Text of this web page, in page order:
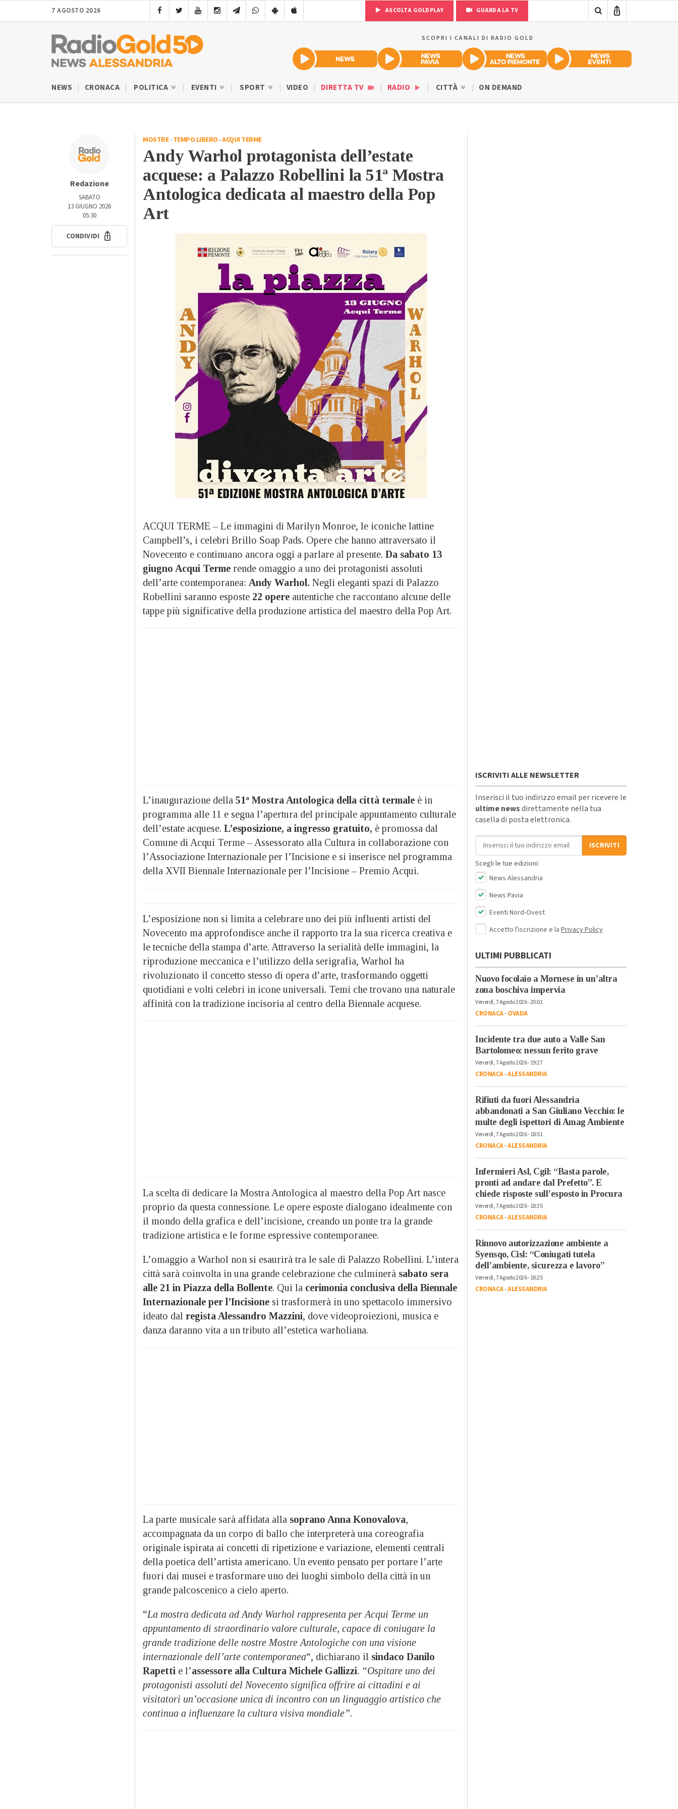
7 AGOSTO 2026 ASCOLTA GOLDPLAY GUARDA LA TV
SCOPRI I CANALI DI RADIO GOLD
NEWS CRONACA POLITICA EVENTI SPORT VIDEO DIRETTA TV RADIO CITTÀ ON DEMAND
Redazione
SABATO
13 GIUGNO 2026
05:30
CONDIVIDI
MOSTRE-TEMPO LIBERO-ACQUI TERME
Andy Warhol protagonista dell’estate
acquese: a Palazzo Robellini la 51ª Mostra
Antologica dedicata al maestro della Pop
Art
ACQUI TERME – Le immagini di Marilyn Monroe, le iconiche lattine
Campbell’s, i celebri Brillo Soap Pads. Opere che hanno attraversato il
Novecento e continuano ancora oggi a parlare al presente. Da sabato 13
giugno Acqui Terme rende omaggio a uno dei protagonisti assoluti
dell’arte contemporanea: Andy Warhol. Negli eleganti spazi di Palazzo
Robellini saranno esposte 22 opere autentiche che raccontano alcune delle
tappe più significative della produzione artistica del maestro della Pop Art.
L’inaugurazione della 51ª Mostra Antologica della città termale è in
programma alle 11 e segna l’apertura del principale appuntamento culturale
dell’estate acquese. L’esposizione, a ingresso gratuito, è promossa dal
Comune di Acqui Terme – Assessorato alla Cultura in collaborazione con
l’Associazione Internazionale per l’Incisione e si inserisce nel programma
della XVII Biennale Internazionale per l’Incisione – Premio Acqui.
L’esposizione non si limita a celebrare uno dei più influenti artisti del
Novecento ma approfondisce anche il rapporto tra la sua ricerca creativa e
le tecniche della stampa d’arte. Attraverso la serialità delle immagini, la
riproduzione meccanica e l’utilizzo della serigrafia, Warhol ha
rivoluzionato il concetto stesso di opera d’arte, trasformando oggetti
quotidiani e volti celebri in icone universali. Temi che trovano una naturale
affinità con la tradizione incisoria al centro della Biennale acquese.
La scelta di dedicare la Mostra Antologica al maestro della Pop Art nasce
proprio da questa connessione. Le opere esposte dialogano idealmente con
il mondo della grafica e dell’incisione, creando un ponte tra la grande
tradizione artistica e le forme espressive contemporanee.
L’omaggio a Warhol non si esaurirà tra le sale di Palazzo Robellini. L’intera
città sarà coinvolta in una grande celebrazione che culminerà sabato sera
alle 21 in Piazza della Bollente. Qui la cerimonia conclusiva della Biennale
Internazionale per l’Incisione si trasformerà in uno spettacolo immersivo
ideato dal regista Alessandro Mazzini, dove videoproiezioni, musica e
danza daranno vita a un tributo all’estetica warholiana.
La parte musicale sarà affidata alla soprano Anna Konovalova,
accompagnata da un corpo di ballo che interpreterà una coreografia
originale ispirata ai concetti di ripetizione e variazione, elementi centrali
della poetica dell’artista americano. Un evento pensato per portare l’arte
fuori dai musei e trasformare uno dei luoghi simbolo della città in un
grande palcoscenico a cielo aperto.
“La mostra dedicata ad Andy Warhol rappresenta per Acqui Terme un
appuntamento di straordinario valore culturale, capace di coniugare la
grande tradizione delle nostre Mostre Antologiche con una visione
internazionale dell’arte contemporanea“, dichiarano il sindaco Danilo
Rapetti e l’assessore alla Cultura Michele Gallizzi. “Ospitare uno dei
protagonisti assoluti del Novecento significa offrire ai cittadini e ai
visitatori un’occasione unica di incontro con un linguaggio artistico che
continua a influenzare la cultura visiva mondiale”.
ISCRIVITI ALLE NEWSLETTER
Inserisci il tuo indirizzo email per ricevere le
ultime newsdirettamente nella tua
casella di posta elettronica.
Indirizzo email
ISCRIVITI
Scegli le tue edizioni:
News Alessandria
News Pavia
Eventi Nord-Ovest
Accetto l'iscrizione e la Privacy Policy
ULTIMI PUBBLICATI
Nuovo focolaio a Mornese in un’altra
zona boschiva impervia
Venerdì, 7 Agosto 2026 - 20:01
CRONACA-OVADA
Incidente tra due auto a Valle San
Bartolomeo: nessun ferito grave
Venerdì, 7 Agosto 2026 - 19:27
CRONACA-ALESSANDRIA
Rifiuti da fuori Alessandria
abbandonati a San Giuliano Vecchio: le
multe degli ispettori di Amag Ambiente
Venerdì, 7 Agosto 2026 - 18:51
CRONACA-ALESSANDRIA
Infermieri Asl, Cgil: “Basta parole,
pronti ad andare dal Prefetto”. E
chiede risposte sull’esposto in Procura
Venerdì, 7 Agosto 2026 - 18:35
CRONACA-ALESSANDRIA
Rinnovo autorizzazione ambiente a
Syensqo, Cisl: “Coniugati tutela
dell’ambiente, sicurezza e lavoro”
Venerdì, 7 Agosto 2026 - 18:25
CRONACA-ALESSANDRIA